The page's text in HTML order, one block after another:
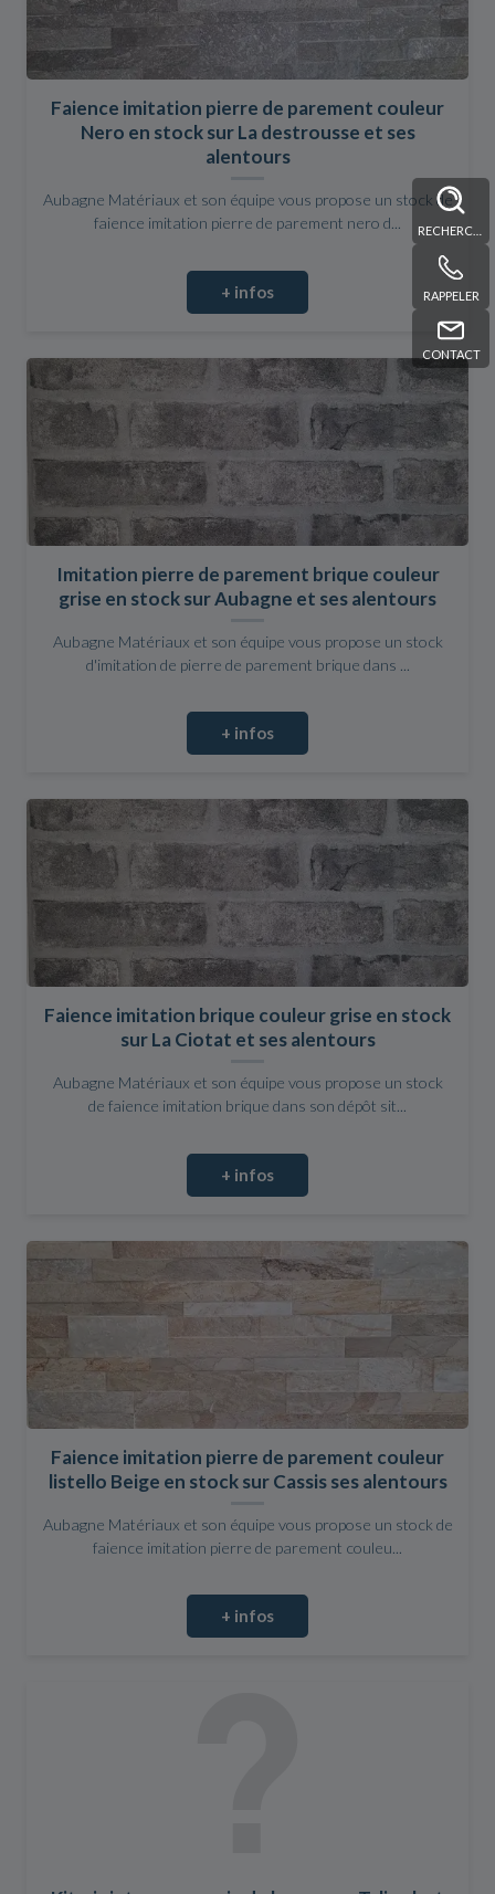
RAPPELER
CONTACT
Faience imitation pierre de parement couleur
Nero en stock sur La destrousse et ses
alentours
Aubagne Matériaux et son équipe vous propose un stock de
faience imitation pierre de parement nero d...
+ infos
Imitation pierre de parement brique couleur
grise en stock sur Aubagne et ses alentours
Aubagne Matériaux et son équipe vous propose un stock
d'imitation de pierre de parement brique dans ...
+ infos
Faience imitation brique couleur grise en stock
sur La Ciotat et ses alentours
Aubagne Matériaux et son équipe vous propose un stock
de faience imitation brique dans son dépôt sit...
+ infos
Faience imitation pierre de parement couleur
listello Beige en stock sur Cassis ses alentours
Aubagne Matériaux et son équipe vous propose un stock de
faience imitation pierre de parement couleu...
+ infos